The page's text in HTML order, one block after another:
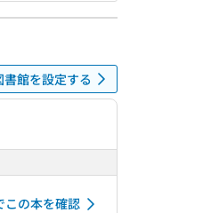
館を設定する
この本を確認